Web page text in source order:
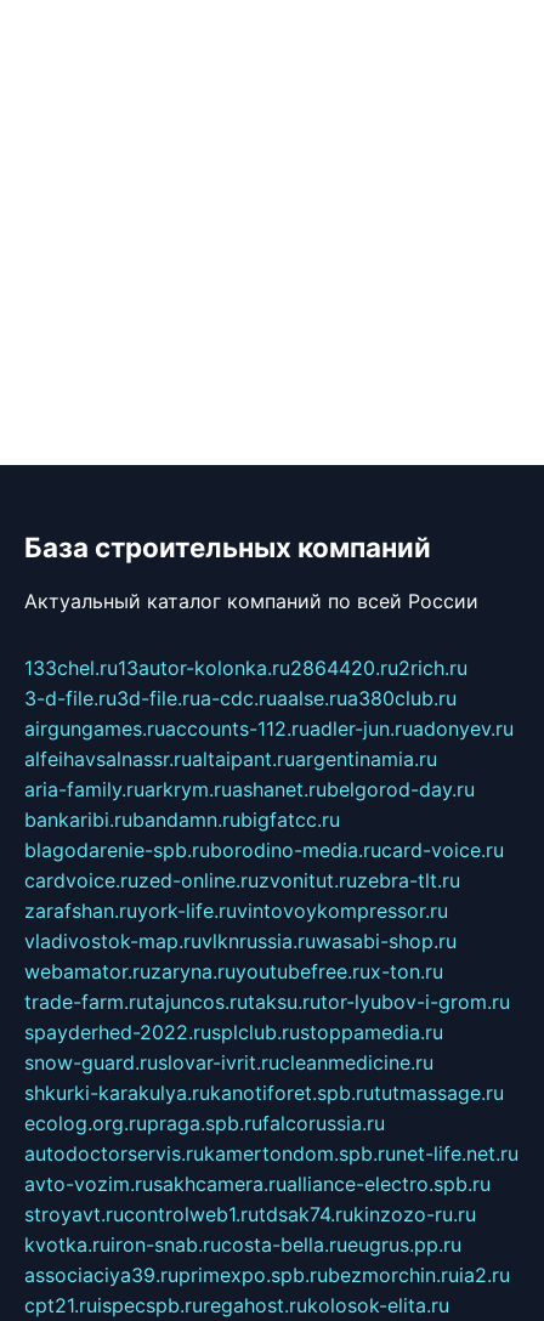
База строительных компаний
Актуальный каталог компаний по всей России
133chel.ru13autor-kolonka.ru2864420.ru2rich.ru
3-d-file.ru3d-file.rua-cdc.ruaalse.rua380club.ru
airgungames.ruaccounts-112.ruadler-jun.ruadonyev.ru
alfeihavsalnassr.rualtaipant.ruargentinamia.ru
aria-family.ruarkrym.ruashanet.rubelgorod-day.ru
bankaribi.rubandamn.rubigfatcc.ru
blagodarenie-spb.ruborodino-media.rucard-voice.ru
cardvoice.ruzed-online.ruzvonitut.ruzebra-tlt.ru
zarafshan.ruyork-life.ruvintovoykompressor.ru
vladivostok-map.ruvlknrussia.ruwasabi-shop.ru
webamator.ruzaryna.ruyoutubefree.rux-ton.ru
trade-farm.rutajuncos.rutaksu.rutor-lyubov-i-grom.ru
spayderhed-2022.rusplclub.rustoppamedia.ru
snow-guard.ruslovar-ivrit.rucleanmedicine.ru
shkurki-karakulya.rukanotiforet.spb.rututmassage.ru
ecolog.org.rupraga.spb.rufalcorussia.ru
autodoctorservis.rukamertondom.spb.runet-life.net.ru
avto-vozim.rusakhcamera.rualliance-electro.spb.ru
stroyavt.rucontrolweb1.rutdsak74.rukinzozo-ru.ru
kvotka.ruiron-snab.rucosta-bella.rueugrus.pp.ru
associaciya39.ruprimexpo.spb.rubezmorchin.ruia2.ru
cpt21.ruispecspb.ruregahost.rukolosok-elita.ru